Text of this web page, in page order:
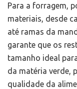
Para a forragem,
materiais, desde
até ramas da
garante que os
tamanho ideal
da matéria verde,
qualidade da